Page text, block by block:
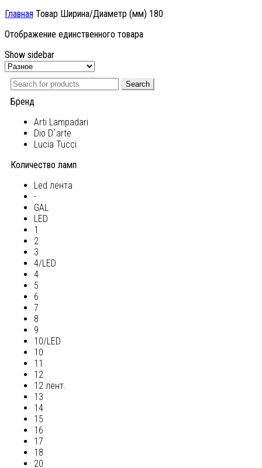
Главная Товар Ширина/Диаметр (мм) 180
Отображение единственного товара
Show sidebar
Search
Бренд
Arti Lampadari
Dio D`arte
Lucia Tucci
Количество ламп
Led лента
-
GAL
LED
1
2
3
4/LED
4
5
6
7
8
9
10/LED
10
11
12
12 лент.
13
14
15
16
17
18
20